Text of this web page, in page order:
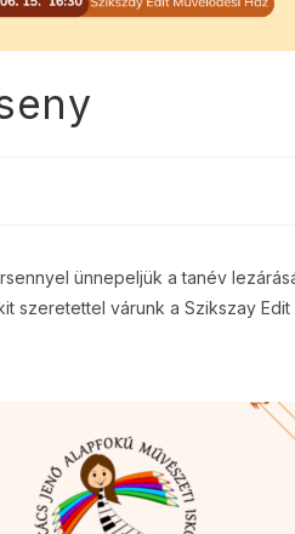
ünnepeljük a tanév
szeretettel várunk a Szikszay Edit